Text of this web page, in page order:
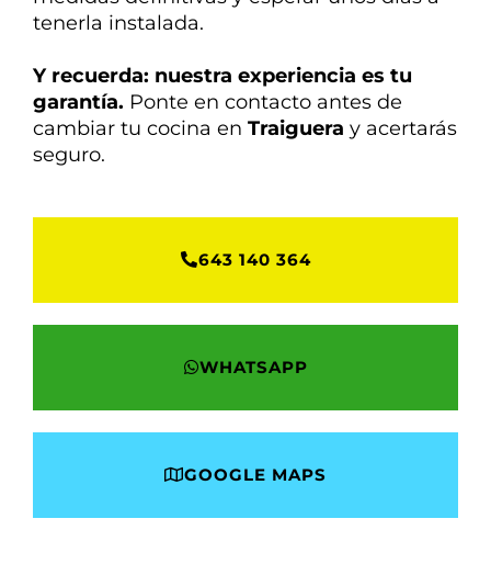
tenerla instalada.
Y recuerda: nuestra experiencia es tu
garantía. Ponte en contacto antes de
cambiar tu cocina en Traiguera y acertarás
seguro.
643 140 364
WHATSAPP
GOOGLE MAPS